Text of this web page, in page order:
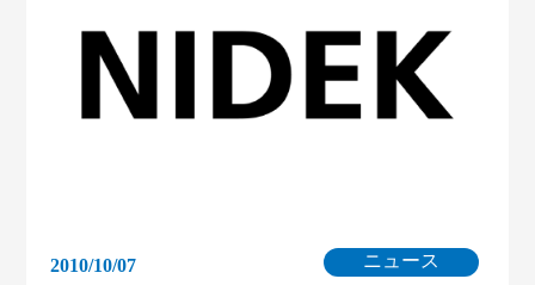
2010/10/07 ニュース